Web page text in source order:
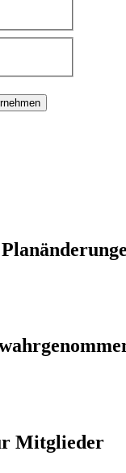
Mitglieder